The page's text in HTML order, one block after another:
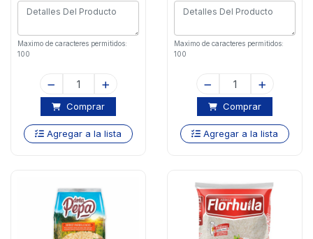
Maximo de caracteres permitidos:
100
Comprar
Agregar a la lista
Maximo de caracteres permitidos:
100
Comprar
Agregar a la lista